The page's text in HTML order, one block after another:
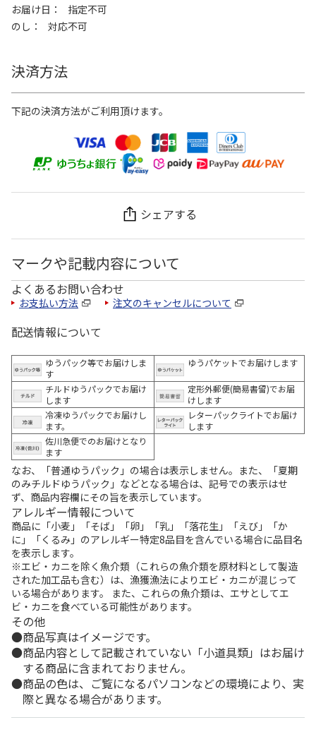
お届け日
指定不可
のし
対応不可
決済方法
下記の決済方法がご利用頂けます。
シェアする
マークや記載内容について
よくあるお問い合わせ
お支払い方法 注文のキャンセルについて
配送情報について
ゆうパック等でお届けしま
す
ゆうパケットでお届けします
チルドゆうパックでお届け
します
定形外郵便(簡易書留)でお届
けします
冷凍ゆうパックでお届けし
ます。
レターパックライトでお届け
します
佐川急便でのお届けとなり
ます
なお、「普通ゆうパック」の場合は表示しません。また、「夏期
のみチルドゆうパック」などとなる場合は、記号での表示はせ
ず、商品内容欄にその旨を表示しています。
アレルギー情報について
商品に「小麦」「そば」「卵」「乳」「落花生」「えび」「か
に」「くるみ」のアレルギー特定8品目を含んでいる場合に品目名
を表示します。
※エビ・カニを除く魚介類（これらの魚介類を原材料として製造
された加工品も含む）は、漁獲漁法によりエビ・カニが混じって
いる場合があります。 また、これらの魚介類は、エサとしてエ
ビ・カニを食べている可能性があります。
その他
商品写真はイメージです。
商品内容として記載されていない「小道具類」はお届け
する商品に含まれておりません。
商品の色は、ご覧になるパソコンなどの環境により、実
際と異なる場合があります。